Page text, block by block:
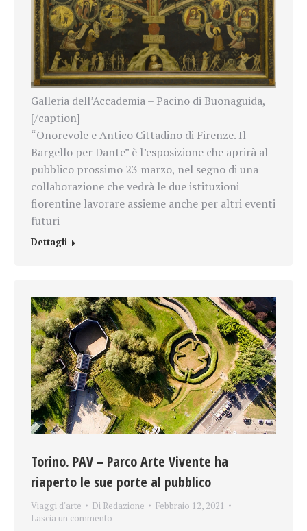
Galleria dell’Accademia – Pacino di Buonaguida,
[/caption]
“Onorevole e Antico Cittadino di Firenze. Il
Bargello per Dante” è l’esposizione che aprirà al
pubblico prossimo 23 marzo, nel segno di una
collaborazione che vedrà le due istituzioni
fiorentine lavorare assieme anche per altri eventi
futuri
Dettagli
Torino. PAV – Parco Arte Vivente ha
riaperto le sue porte al pubblico
Viaggi d'arte Di Redazione
Febbraio 12, 2021
Lascia un commento